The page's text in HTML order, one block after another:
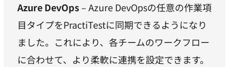
Azure DevOps– Azure DevOpsの任意の作業項
目タイプをPractiTestに同期できるようになり
ました。これにより、各チームのワークフロー
に合わせて、より柔軟に連携を設定できます。